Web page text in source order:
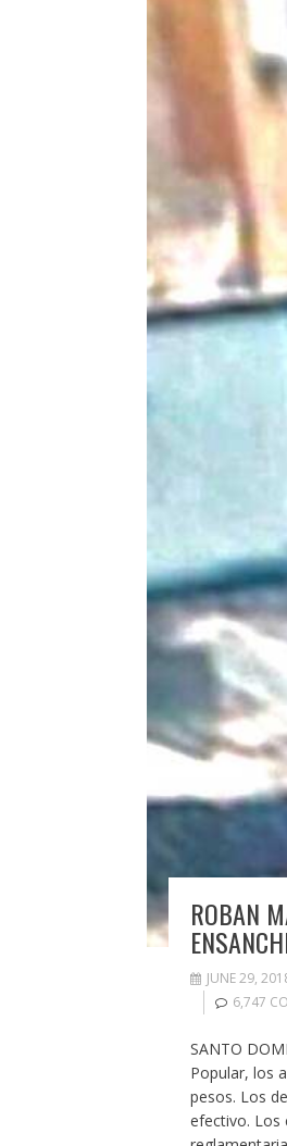
ROBAN
JUNE 29,
6,747
SANTO
Popular, los
pesos. Los
efectivo. Los